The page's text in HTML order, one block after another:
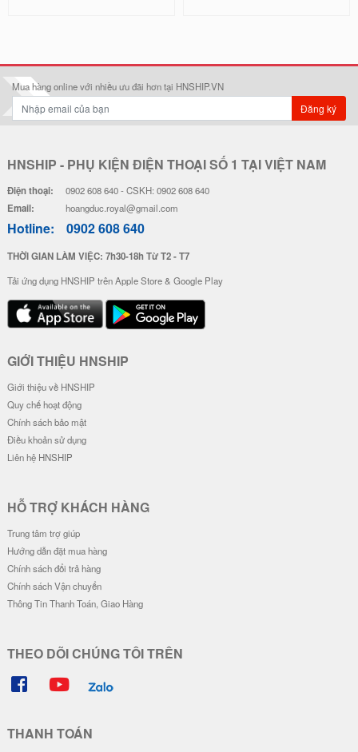
Mua hàng online với nhiều ưu đãi hơn tại HNSHIP.VN
Đăng ký
HNSHIP - PHỤ KIỆN ĐIỆN THOẠI SỐ 1 TẠI VIỆT NAM
Điện thoại: 0902 608 640 - CSKH: 0902 608 640
Email: hoangduc.royal@gmail.com
Hotline: 0902 608 640
THỜI GIAN LÀM VIỆC: 7h30-18h Từ T2 - T7
Tải ứng dụng HNSHIP trên Apple Store & Google Play
GIỚI THIỆU HNSHIP
Giới thiệu về HNSHIP
Quy chế hoạt động
Chính sách bảo mật
Điều khoản sử dụng
Liên hệ HNSHIP
HỖ TRỢ KHÁCH HÀNG
Trung tâm trợ giúp
Hướng dẫn đặt mua hàng
Chính sách đổi trả hàng
Chính sách Vận chuyển
Thông Tin Thanh Toán, Giao Hàng
THEO DÕI CHÚNG TÔI TRÊN
THANH TOÁN